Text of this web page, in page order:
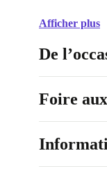
Afficher plus
De
Foire